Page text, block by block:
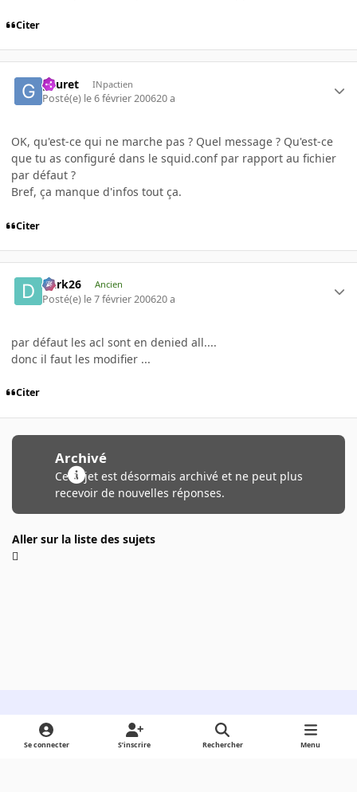
Citer
gauret INpactien
Posté(e) le 6 février 200620 a
OK, qu'est-ce qui ne marche pas ? Quel message ? Qu'est-ce
que tu as configuré dans le squid.conf par rapport au fichier
par défaut ?
Bref, ça manque d'infos tout ça.
Citer
Dark26 Ancien
Posté(e) le 7 février 200620 a
par défaut les acl sont en denied all....
donc il faut les modifier ...
Citer
Archivé
Ce sujet est désormais archivé et ne peut plus
recevoir de nouvelles réponses.
Aller sur la liste des sujets
Light ModeDark ModeSystem Preference
Se connecter S’inscrire Rechercher Menu